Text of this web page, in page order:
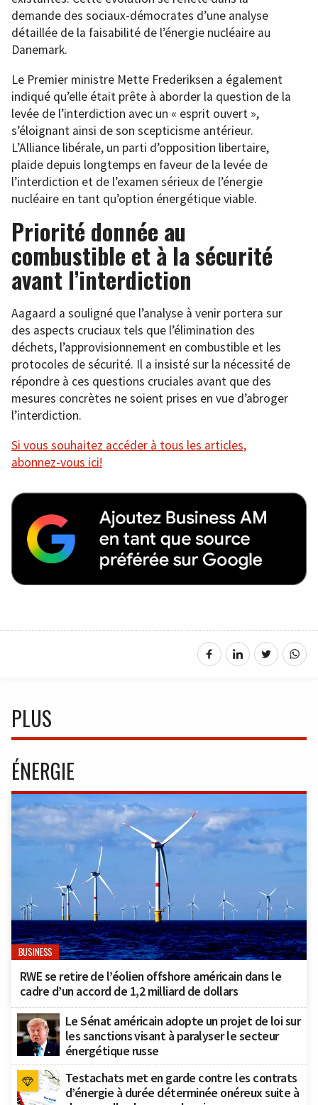
demande des sociaux-démocrates d’une analyse
détaillée de la faisabilité de l’énergie nucléaire au
Danemark.
Le Premier ministre Mette Frederiksen a également
indiqué qu’elle était prête à aborder la question de la
levée de l’interdiction avec un « esprit ouvert »,
s’éloignant ainsi de son scepticisme antérieur.
L’Alliance libérale, un parti d’opposition libertaire,
plaide depuis longtemps en faveur de la levée de
l’interdiction et de l’examen sérieux de l’énergie
nucléaire en tant qu’option énergétique viable.
Priorité donnée au
combustible et à la sécurité
avant l’interdiction
Aagaard a souligné que l’analyse à venir portera sur
des aspects cruciaux tels que l’élimination des
déchets, l’approvisionnement en combustible et les
protocoles de sécurité. Il a insisté sur la nécessité de
répondre à ces questions cruciales avant que des
mesures concrètes ne soient prises en vue d’abroger
l’interdiction.
Si vous souhaitez accéder à tous les articles,
abonnez-vous ici!
PLUS
ÉNERGIE
BUSINESS
RWE se retire de l’éolien offshore américain dans le
cadre d’un accord de 1,2 milliard de dollars
Le Sénat américain adopte un projet de loi sur
les sanctions visant à paralyser le secteur
énergétique russe
Testachats met en garde contre les contrats
d’énergie à durée déterminée onéreux suite à